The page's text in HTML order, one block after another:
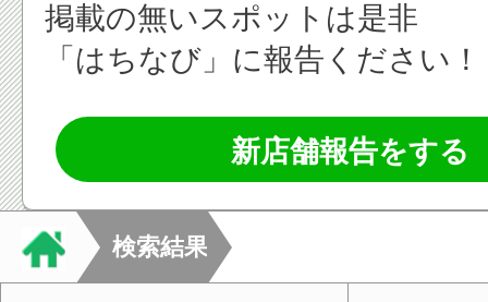
掲載の無いスポットは是非
「はちなび」に報告ください！
新店舗報告をする
検索結果